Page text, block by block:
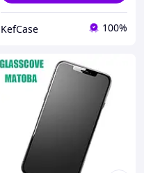
KefCase 100%